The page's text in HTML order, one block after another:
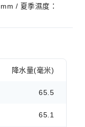
/ 夏季濕度：
降水量(毫米)
65.5
65.1